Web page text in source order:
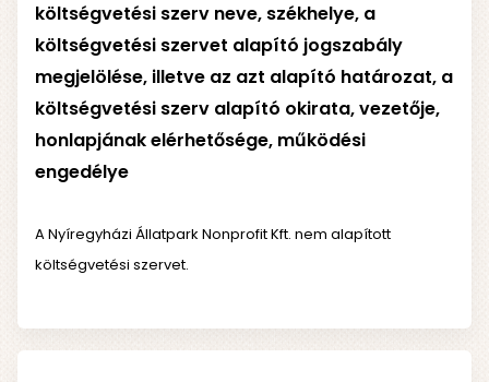
költségvetési szerv neve, székhelye, a
költségvetési szervet alapító jogszabály
megjelölése, illetve az azt alapító határozat, a
költségvetési szerv alapító okirata, vezetője,
honlapjának elérhetősége, működési
engedélye
A Nyíregyházi Állatpark Nonprofit Kft. nem alapított
költségvetési szervet.